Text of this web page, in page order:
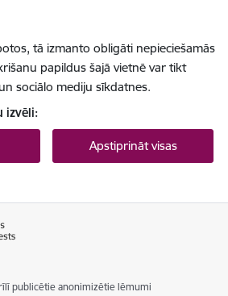
tā izmanto obligāti nepieciešamās
papildus šajā vietnē var tikt
sociālo mediju sīkdatnes.
izvēli:
Apstiprināt visas
publicētie anonimizētie lēmumi